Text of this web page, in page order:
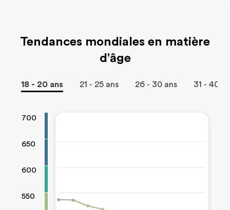
Tendances mondiales en matière
d'âge
18 - 20 ans 21 - 25 ans 26 - 30 ans 31 - 40
700
650
600
550